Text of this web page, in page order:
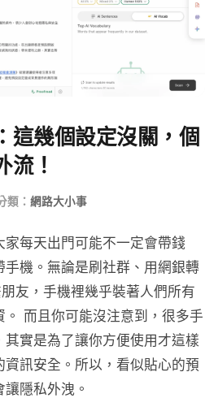
這幾個設定沒關，個
流！
類： 網路大小事
每天出門可能不一定會帶錢
機。無論是刷社群、用網銀轉
友，手機裡幾乎裝著人們所有
。 而且你可能沒注意到，很多手
實是為了讓你方便使用才這樣
訊安全。所以，看似貼心的預
隱私外洩。